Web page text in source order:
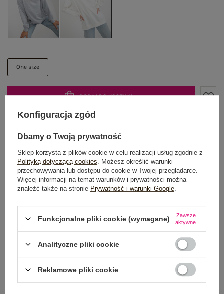
One size
DODAJ DO KOSZYKA
Możesz kupić także poprzez:
Dostawaod 7,99 zł
Do darmowej dostawy brakuje 200,00 zł
Zamów w ciągu03:34:32 sek.,
a wyślemyjeszcze dzisiaj!
OPIS PRODUKTU
Konfiguracja zgód
Dbamy o Twoją prywatność
Sklep korzysta z plików cookie w celu realizacji usług zgodnie z
Polityką dotyczącą cookies . Możesz określić warunki
przechowywania lub dostępu do cookie w Twojej przeglądarce.
Więcej informacji na temat warunków i prywatności można
znaleźć także na stronie Prywatność i warunki Google
Funkcjonalne pliki cookie (wymagane)
Zawsze
aktywne
Analityczne pliki cookie
Reklamowe pliki cookie